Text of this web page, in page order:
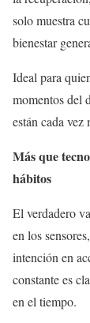
solo muestra
bienestar
Ideal para
momentos del
están cada vez
Más que
hábitos
El verdadero
en los
intención en
constante es
en el tiempo.